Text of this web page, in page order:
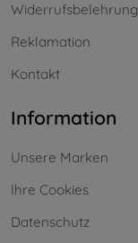
Widerrufsbelehrung
Reklamation
Kontakt
Information
Unsere Marken
Ihre Cookies
Datenschutz